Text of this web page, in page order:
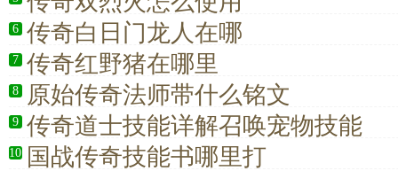
6 传奇白日门龙人在哪
7 传奇红野猪在哪里
8 原始传奇法师带什么铭文
9 传奇道士技能详解召唤宠物技能
10 国战传奇技能书哪里打